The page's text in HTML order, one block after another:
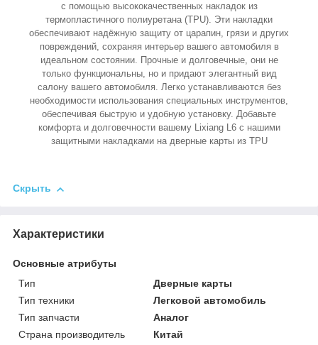
с помощью высококачественных накладок из
термопластичного полиуретана (TPU). Эти накладки
обеспечивают надёжную защиту от царапин, грязи и других
повреждений, сохраняя интерьер вашего автомобиля в
идеальном состоянии. Прочные и долговечные, они не
только функциональны, но и придают элегантный вид
салону вашего автомобиля. Легко устанавливаются без
необходимости использования специальных инструментов,
обеспечивая быструю и удобную установку. Добавьте
комфорта и долговечности вашему Lixiang L6 с нашими
защитными накладками на дверные карты из TPU
Скрыть
Характеристики
Основные атрибуты
Тип
Дверные карты
Тип техники
Легковой автомобиль
Тип запчасти
Аналог
Страна производитель
Китай